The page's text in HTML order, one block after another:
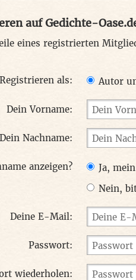
auf Gedichte-
eines registrierten
Registrieren als: Autor
Dein Vorname:
Dein Nachname:
anzeigen?
Ja,
Nein,
Deine E-Mail:
Passwort:
wiederholen: